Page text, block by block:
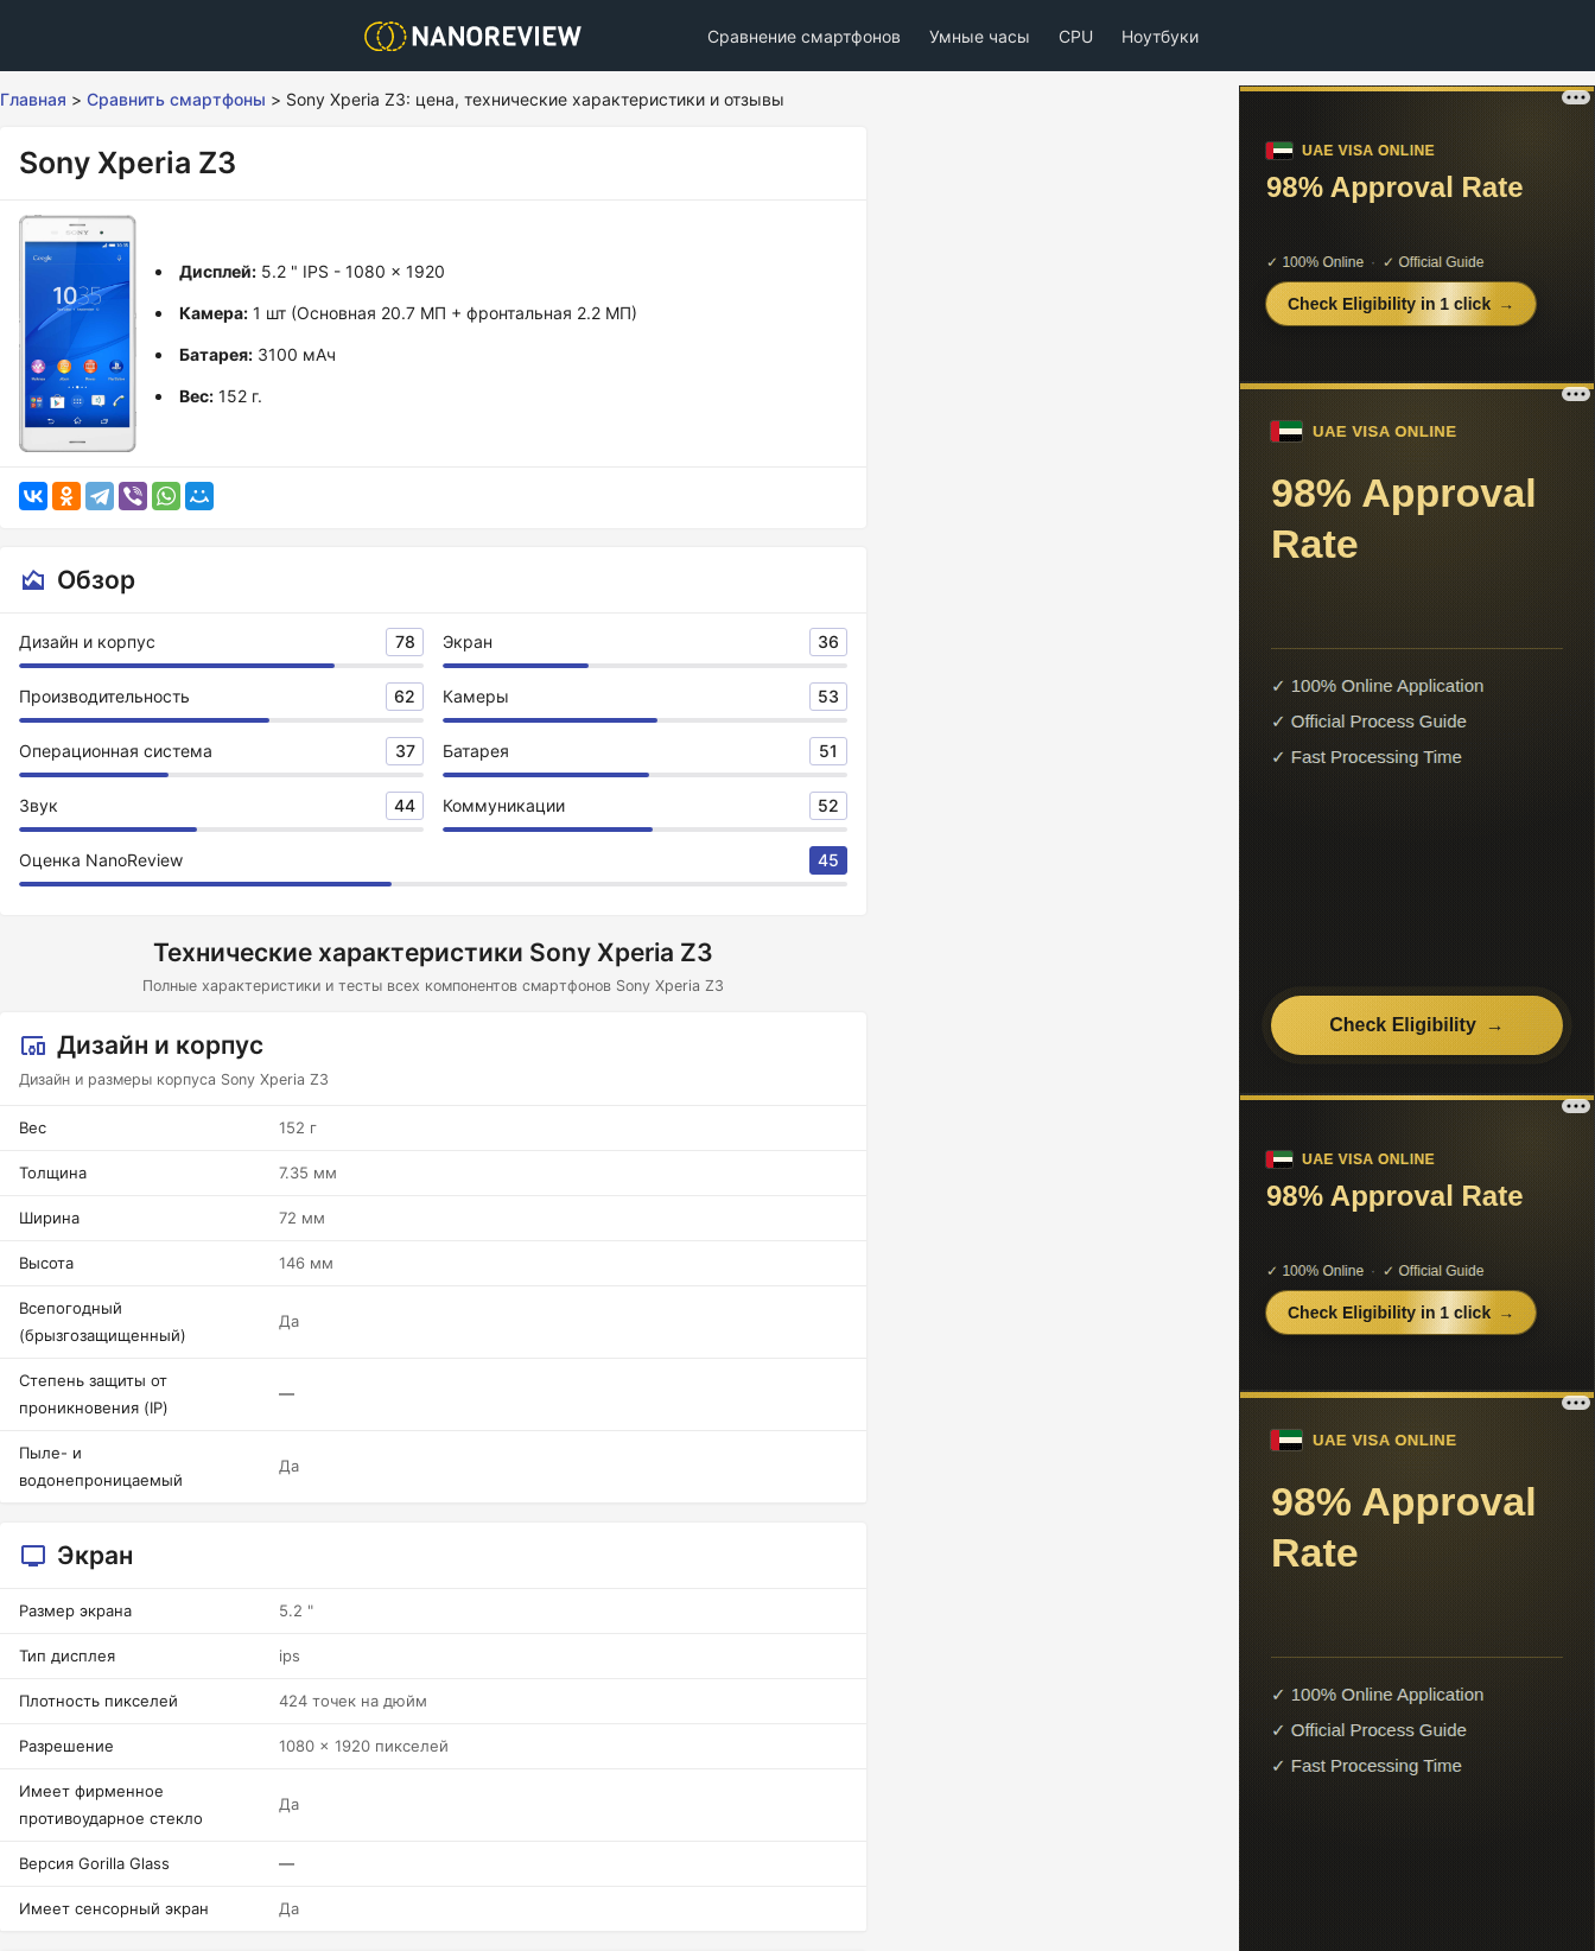
Сравнение смартфонов Умные часы CPU Ноутбуки
Главная > Сравнить смартфоны > Sony Xperia Z3: цена, технические характеристики и отзывы
Sony Xperia Z3
Дисплей: 5.2 " IPS - 1080 x 1920
Камера: 1 шт (Основная 20.7 МП + фронтальная 2.2 МП)
Батарея: 3100 мАч
Вес: 152 г.
Обзор
Дизайн и корпус 78 Экран 36
Производительность 62 Камеры 53
Операционная система 37 Батарея 51
Звук 44 Коммуникации 52
Оценка NanoReview 45
Технические характеристики Sony Xperia Z3
Полные характеристики и тесты всех компонентов смартфонов Sony Xperia Z3
Дизайн и корпус
Дизайн и размеры корпуса Sony Xperia Z3
Вес 152 г
Толщина 7.35 мм
Ширина 72 мм
Высота 146 мм
Всепогодный
(брызгозащищенный)
Да
Степень защиты от
проникновения (IP)
—
Пыле- и
водонепроницаемый
Да
Экран
Размер экрана 5.2 "
Тип дисплея ips
Плотность пикселей 424 точек на дюйм
Разрешение 1080 x 1920 пикселей
Имеет фирменное
противоударное стекло
Да
Версия Gorilla Glass —
Имеет сенсорный экран Да